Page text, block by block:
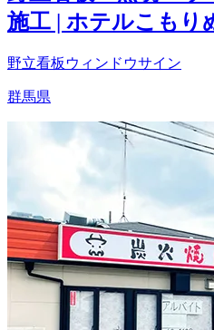
施工 | ホテルこもり
野立看板 ウィンドウサイン
群馬県